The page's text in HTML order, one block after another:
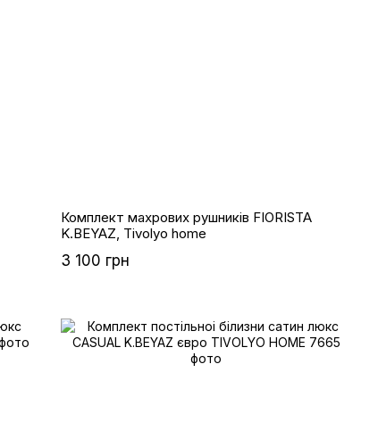
Комплект махрових рушників FIORISTA
K.BEYAZ, Tivolyo home
3 100 грн